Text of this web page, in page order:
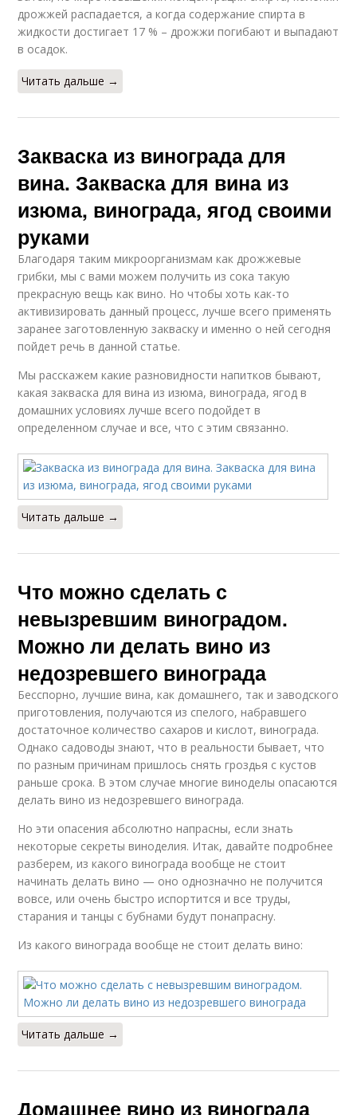
дрожжей распадается, а когда содержание спирта в
жидкости достигает 17 % – дрожжи погибают и выпадают
в осадок.
Читать дальше →
Закваска из винограда для
вина. Закваска для вина из
изюма, винограда, ягод своими
руками
Благодаря таким микроорганизмам как дрожжевые
грибки, мы с вами можем получить из сока такую
прекрасную вещь как вино. Но чтобы хоть как-то
активизировать данный процесс, лучше всего применять
заранее заготовленную закваску и именно о ней сегодня
пойдет речь в данной статье.
Мы расскажем какие разновидности напитков бывают,
какая закваска для вина из изюма, винограда, ягод в
домашних условиях лучше всего подойдет в
определенном случае и все, что с этим связанно.
Читать дальше →
Что можно сделать с
невызревшим виноградом.
Можно ли делать вино из
недозревшего винограда
Бесспорно, лучшие вина, как домашнего, так и заводского
приготовления, получаются из спелого, набравшего
достаточное количество сахаров и кислот, винограда.
Однако садоводы знают, что в реальности бывает, что
по разным причинам пришлось снять гроздья с кустов
раньше срока. В этом случае многие виноделы опасаются
делать вино из недозревшего винограда.
Но эти опасения абсолютно напрасны, если знать
некоторые секреты виноделия. Итак, давайте подробнее
разберем, из какого винограда вообще не стоит
начинать делать вино — оно однозначно не получится
вовсе, или очень быстро испортится и все труды,
старания и танцы с бубнами будут понапрасну.
Из какого винограда вообще не стоит делать вино:
Читать дальше →
Домашнее вино из винограда